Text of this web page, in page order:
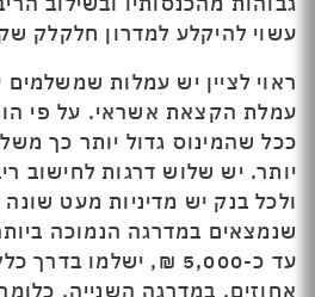
עשוי להיקלע למדרון חלקלק
ראוי לציין יש עמלות שמשלמים
עמלת הקצאת אשראי. על פי
ככל שהמינוס גדול יותר כך
יותר. יש שלוש דרגות לחישוב
ולכל בנק יש מדיניות מעט
שנמצאים במדרגה הנמוכה
עד כ-5,000 ₪, ישלמו בדרך כלל